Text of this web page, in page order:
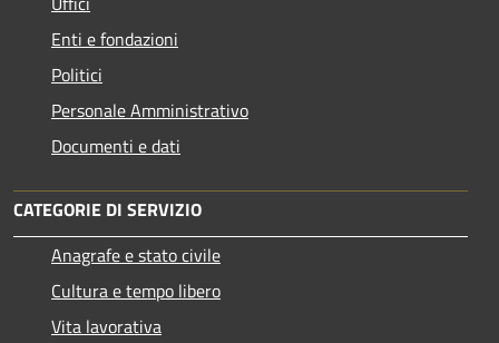
Enti e fondazioni
Politici
Personale Amministrativo
Documenti e dati
CATEGORIE DI SERVIZIO
Anagrafe e stato civile
Cultura e tempo libero
Vita lavorativa